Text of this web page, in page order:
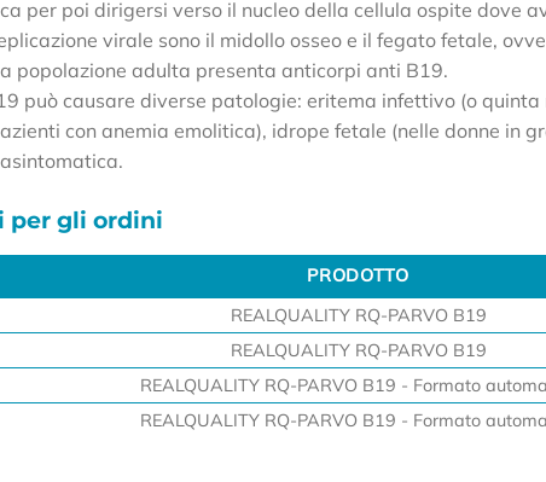
per poi dirigersi verso il nucleo della cellula ospite dove
virale sono il midollo osseo e il fegato fetale,
popolazione adulta presenta anticorpi anti B19.
può causare diverse patologie: eritema infettivo (o
con anemia emolitica), idrope fetale (nelle donne in
per gli ordini
PRODOTTO
PRODOTTO
REALQUALITY RQ-PARVO B19
REALQUALITY RQ-PARVO B19
REALQUALITY RQ-PARVO B19 - Formato
REALQUALITY RQ-PARVO B19 - Formato